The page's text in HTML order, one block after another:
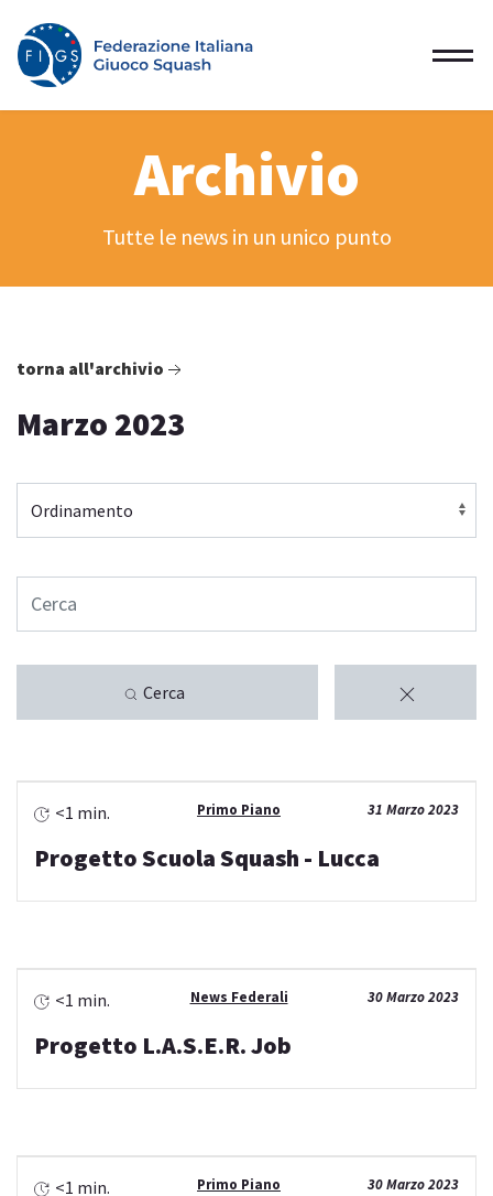
Archivio
Tutte le news in un unico punto
torna all'archivio
Marzo 2023
Cerca
31 Marzo 2023
Primo Piano
<1 min.
Progetto Scuola Squash - Lucca
30 Marzo 2023
News Federali
<1 min.
Progetto L.A.S.E.R. Job
30 Marzo 2023
Primo Piano
<1 min.